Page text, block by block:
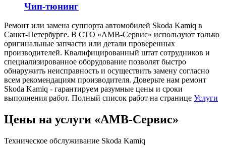
Чип-тюнинг
Ремонт или замена суппорта автомобилей Skoda Kamiq в
Санкт-Петербурге. В СТО «АМВ-Сервис» используют только
оригинальные запчасти или детали проверенных
производителей. Квалифицированный штат сотрудников и
специализированное оборудование позволят быстро
обнаружить неисправность и осуществить замену согласно
всем рекомендациям производителя. Доверьте нам ремонт
Skoda Kamiq - гарантируем разумные цены и сроки
выполнения работ. Полный список работ на странице Услуги
Цены на услуги «АМВ-Сервис»
Техническое обслуживание Skoda Kamiq